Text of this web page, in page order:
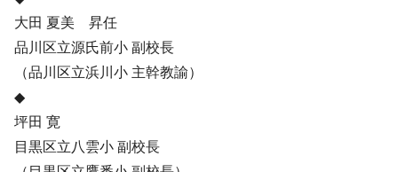
大田 夏美 昇任
品川区立源氏前小 副校長
（品川区立浜川小 主幹教諭）
◆
坪田 寛
目黒区立八雲小 副校長